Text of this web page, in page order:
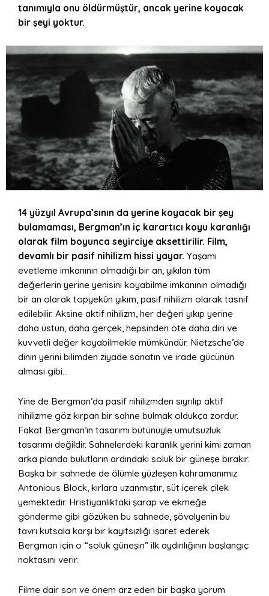
tanımıyla onu öldürmüştür, ancak yerine koyacak
bir şeyi yoktur.
14 yüzyıl Avrupa’sının da yerine koyacak bir şey
bulamaması, Bergman’ın iç karartıcı koyu karanlığı
olarak film boyunca seyirciye aksettirilir. Film,
devamlı bir pasif nihilizm hissi yayar. Yaşamı
evetleme imkanının olmadığı bir an, yıkılan tüm
değerlerin yerine yenisini koyabilme imkanının olmadığı
bir an olarak topyekûn yıkım, pasif nihilizm olarak tasnif
edilebilir. Aksine aktif nihilizm, her değeri yıkıp yerine
daha üstün, daha gerçek, hepsinden öte daha diri ve
kuvvetli değer koyabilmekle mümkündür. Nietzsche’de
dinin yerini bilimden ziyade sanatın ve irade gücünün
alması gibi…
Yine de Bergman’da pasif nihilizmden sıyrılıp aktif
nihilizme göz kırpan bir sahne bulmak oldukça zordur.
Fakat Bergman’ın tasarımı bütünüyle umutsuzluk
tasarımı değildir. Sahnelerdeki karanlık yerini kimi zaman
arka planda bulutların ardındaki soluk bir güneşe bırakır.
Başka bir sahnede de ölümle yüzleşen kahramanımız
Antonious Block, kırlara uzanmıştır, süt içerek çilek
yemektedir. Hristiyanlıktaki şarap ve ekmeğe
gönderme gibi gözüken bu sahnede, şövalyenin bu
tavrı kutsala karşı bir kayıtsızlığı işaret ederek
Bergman için o “soluk güneşin” ilk aydınlığının başlangıç
noktasını verir.
Filme dair son ve önem arz eden bir başka yorum